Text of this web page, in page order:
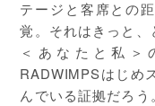
テージと客席との
覚。それはきっと、
＜あなたと私＞
RADWIMPSはじめ
んでいる証拠だろ